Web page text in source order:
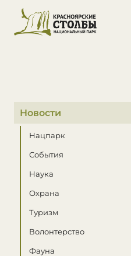
В этом разделе
Новости
Нацпарк
События
Наука
Охрана
Туризм
Волонтерство
Фауна